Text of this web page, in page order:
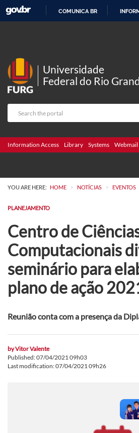
COMUNICA BR
Universidade
Federal do Rio
Information Access Library Systems Webmail
YOU ARE HERE: HOME > NOTÍCIAS > EVENTOS
PLANEJAMENTO
Centro de
Computacionais
seminário para
plano de ação
Reunião conta com a presença da
byVitor Valente
Published: 07/04/2021 09h03
Last modification: 07/04/2021 09h26